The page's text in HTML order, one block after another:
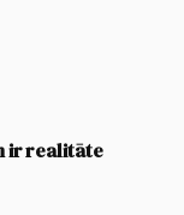
ir realitāte